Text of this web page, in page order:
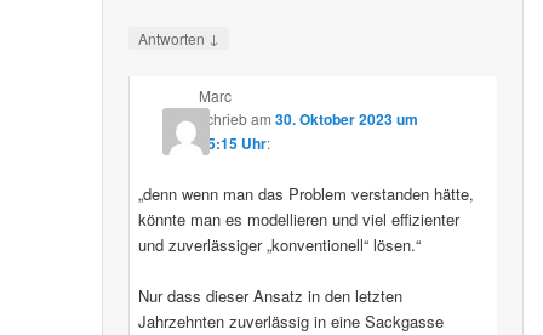
Antworten ↓
Marc
schriebam 30. Oktober 2023 um
15:15 Uhr:
„denn wenn man das Problem verstanden hätte,
könnte man es modellieren und viel effizienter
und zuverlässiger „konventionell“ lösen.“
Nur dass dieser Ansatz in den letzten
Jahrzehnten zuverlässig in eine Sackgasse